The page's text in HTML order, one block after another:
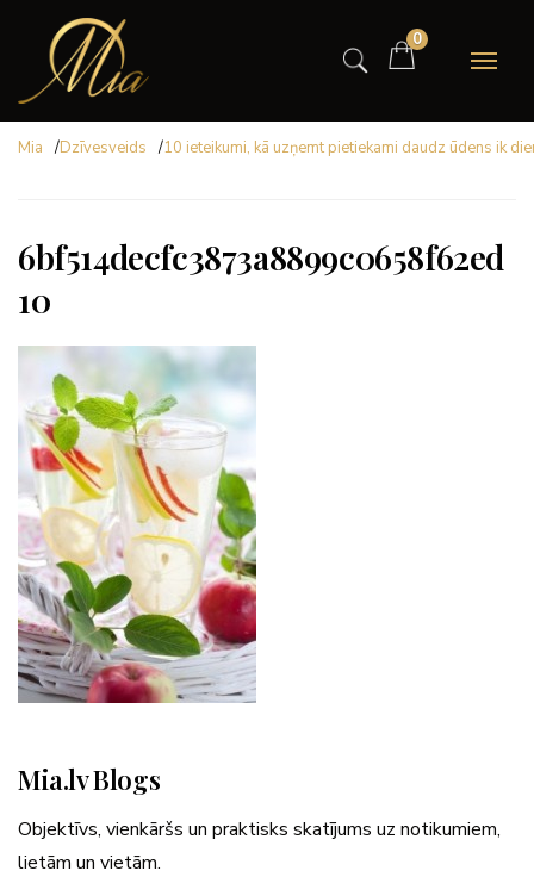
0
Mia /Dzīvesveids /10 ieteikumi, kā uzņemt pietiekami daudz ūdens ik
6bf514decfc3873a8899c0658f62ed
10
Mia.lv Blogs
Objektīvs, vienkāršs un praktisks skatījums uz notikumiem,
lietām un vietām.